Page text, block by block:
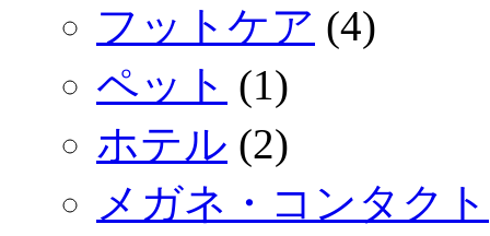
フットケア (4)
ペット (1)
ホテル (2)
メガネ・コンタクト